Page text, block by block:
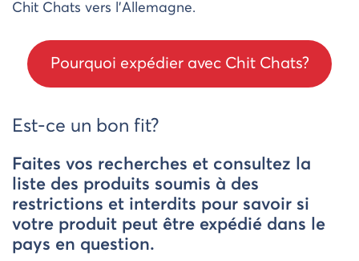
Chit Chats vers l’Allemagne.
Pourquoi expédier avec Chit Chats?
Est-ce un bon fit?
Faites vos recherches et consultez la
liste des produits soumis à des
restrictions et interdits pour savoir si
votre produit peut être expédié dans le
pays en question.